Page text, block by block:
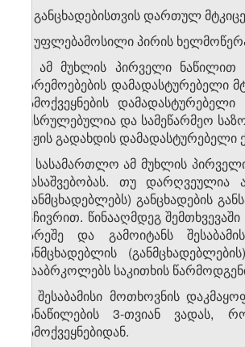
ე) განცხადებისთვის დართულ
ვ) უფლებამოსილი პირის
3. ამ მუხლის პირველი ნაწილით
გარემოებების დამადასტურებელი
გამოქვეყნების
შესრულებულია და სამეწარმეო
ბაჟის გადახდის დამადასტურებელი
4. სასამართლო ამ მუხლის
დასაშვებობას. თუ დარღვეულია
(განმცხადებლებს) განცხადების
საჩივრით. წინააღმდეგ
გარეშე და გამოიტანს
განმცხადებლის
დააბრკოლებს საკითხის
5. შესაბამისი მოთხოვნის
განაწილების 3-თვიან ვადას,
გამოქვეყნებიდან.